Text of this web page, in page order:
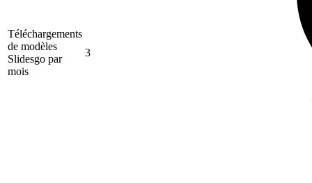
Téléchargements
de modèles
Slidesgo par
mois
3